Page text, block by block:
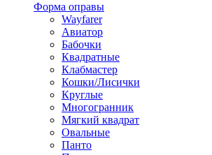
Форма оправы
Wayfarer
Авиатор
Бабочки
Квадратные
Клабмастер
Кошки/Лисички
Круглые
Многогранник
Мягкий квадрат
Овальные
Панто